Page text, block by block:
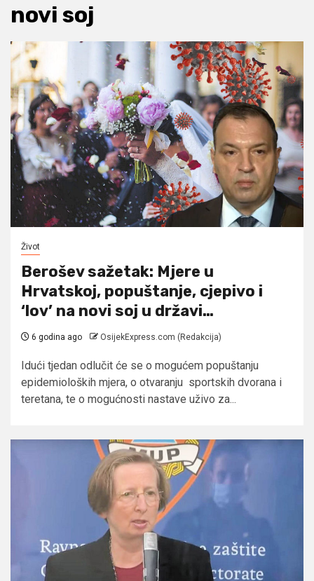
novi soj
Život
Berošev sažetak: Mjere u
Hrvatskoj, popuštanje, cjepivo i
‘lov’ na novi soj u državi…
6 godina ago OsijekExpress.com (Redakcija)
Idući tjedan odlučit će se o mogućem popuštanju
epidemioloških mjera, o otvaranju sportskih dvorana i
teretana, te o mogućnosti nastave uživo za...